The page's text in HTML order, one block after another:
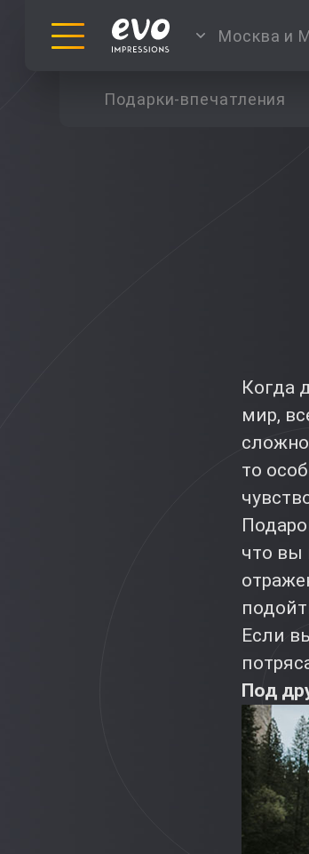
Москва и
Подарки-впечатления
Когда
мир,
то
что вы
Если
Под